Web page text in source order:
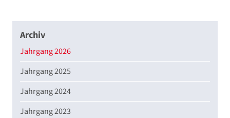
Archiv
Jahrgang 2026
Jahrgang 2025
Jahrgang 2024
Jahrgang 2023